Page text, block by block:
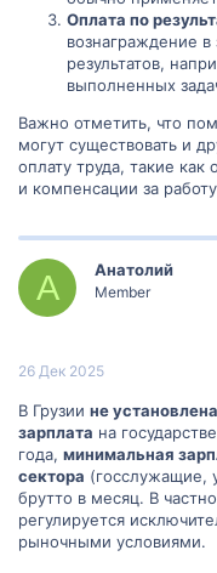
Оплата по
вознаграждение
результатов,
выполненных
Важно отметить, что
могут существовать и
оплату труда, такие как
и компенсации за
А Анатолий
Member
26 Дек 2025
В Грузии не
зарплата на
года, минимальная
сектора (госслужащие,
брутто в месяц. В
регулируется
рыночными условиями.